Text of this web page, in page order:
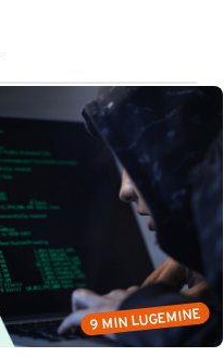
9 MIN LUGEMINE